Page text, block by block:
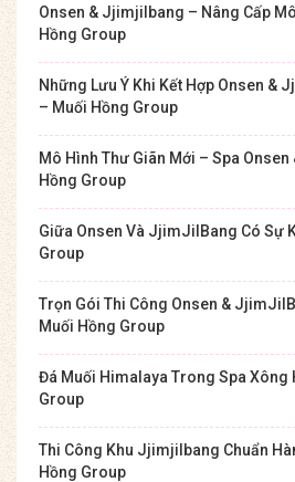
Onsen & Jjimjilbang – Nâng Cấp
Hồng Group
Những Lưu Ý Khi Kết Hợp Onsen &
– Muối Hồng Group
Mô Hình Thư Giãn Mới – Spa
Hồng Group
Giữa Onsen Và JjimJilBang Có Sự
Group
Trọn Gói Thi Công Onsen &
Muối Hồng Group
Đá Muối Himalaya Trong Spa Xông
Group
Thi Công Khu Jjimjilbang Chuẩn
Hồng Group